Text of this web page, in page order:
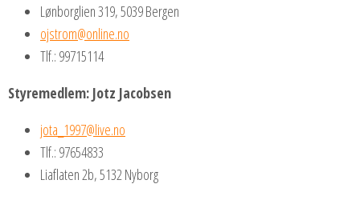
Lønborglien 319, 5039 Bergen
ojstrom@online.no
Tlf.: 99715114
Styremedlem: Jotz Jacobsen
jota_1997@live.no
Tlf.: 97654833
Liaflaten 2b, 5132 Nyborg